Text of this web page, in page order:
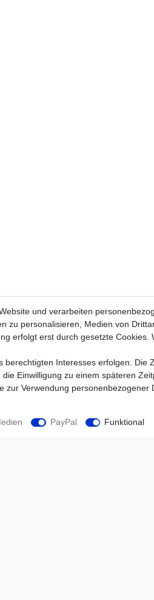
und verarbeiten
zu personalisieren, Medien von
erfolgt erst durch gesetzte Cookies.
Interesses erfolgen. Die
Einwilligung zu einem späteren
zur Verwendung personenbezogener
PayPal Funktional